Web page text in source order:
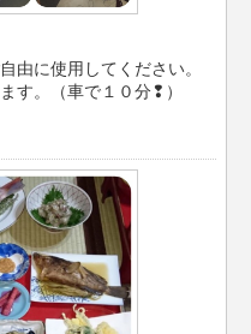
由に使用してください。
す。（車で１０分❢）